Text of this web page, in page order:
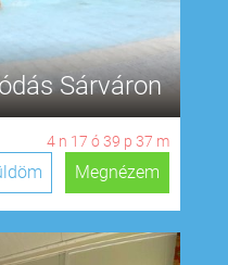
Sárváron
4 n 17 ó39 p 37 m
Megnézem